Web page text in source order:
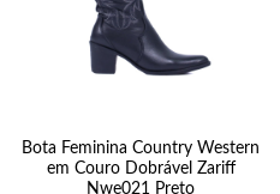
Bota Feminina Country Western
em Couro Dobrável Zariff
Nwe021 Preto